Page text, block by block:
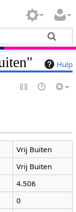
Hulp
Vrij Buiten
Vrij Buiten
4.506
0